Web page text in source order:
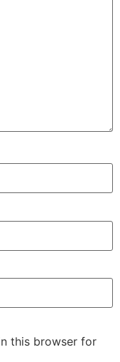
this browser for